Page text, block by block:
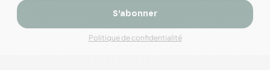
S’abonner
Politique de confidentialité